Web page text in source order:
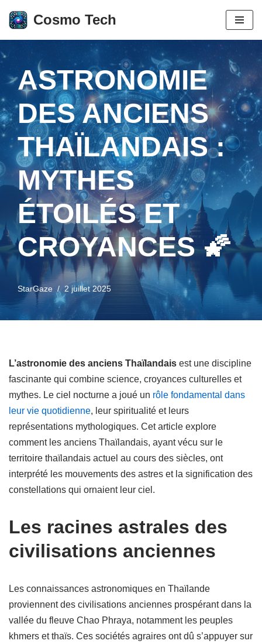
Aller
contenu
Cosmo Tech
ASTRONOMIE
DES ANCIENS
THAÏLANDAIS :
MYTHES
ÉTOILÉS ET
CROYANCES 🌠
StarGaze 2 juillet 2025
L’astronomie des anciens Thaïlandais est une discipline
fascinante qui combine science, croyances culturelles et
mythes. Le ciel nocturne a joué un rôle fondamental dans
leur vie quotidienne, leur spiritualité et leurs
représentations mythologiques. Cet article explore
comment les anciens Thaïlandais, ayant vécu sur le
territoire thaïlandais actuel au cours des siècles, ont
interprété les mouvements des astres et la signification des
constellations qui ornaient leur ciel.
Les racines astrales des
civilisations anciennes
Les connaissances astronomiques en Thaïlande
proviennent des civilisations anciennes prospérant dans la
vallée du fleuve Chao Phraya, notamment les peuples
khmers et thaïs. Ces sociétés agraires ont dû s’appuyer sur